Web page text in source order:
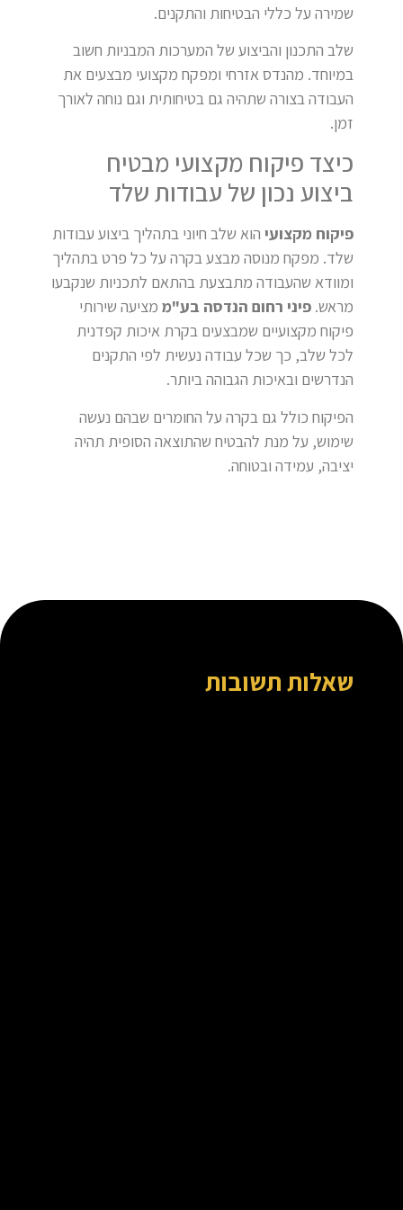
שמירה על כללי הבטיחות והתקנים.
שלב התכנון והביצוע של המערכות המבניות חשוב
במיוחד. מהנדס אזרחי ומפקח מקצועי מבצעים את
העבודה בצורה שתהיה גם בטיחותית וגם נוחה לאורך
זמן.
כיצד פיקוח מקצועי מבטיח
ביצוע נכון של עבודות שלד
פיקוח מקצועי הוא שלב חיוני בתהליך ביצוע עבודות
שלד. מפקח מנוסה מבצע בקרה על כל פרט בתהליך
ומוודא שהעבודה מתבצעת בהתאם לתכניות שנקבעו
מראש. פיני רחום הנדסה בע"ממציעה שירותי
פיקוח מקצועיים שמבצעים בקרת איכות קפדנית
לכל שלב, כך שכל עבודה נעשית לפי התקנים
הנדרשים ובאיכות הגבוהה ביותר.
הפיקוח כולל גם בקרה על החומרים שבהם נעשה
שימוש, על מנת להבטיח שהתוצאה הסופית תהיה
יציבה, עמידה ובטוחה.
שאלות תשובות